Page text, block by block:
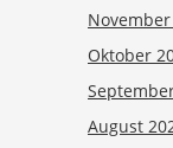
Oktober
August